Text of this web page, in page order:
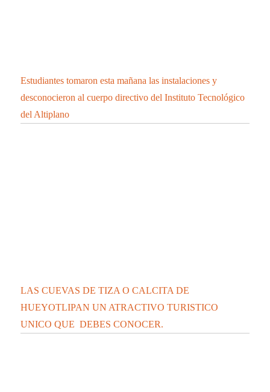
Estudiantes tomaron esta mañana las instalaciones y
desconocieron al cuerpo directivo del Instituto Tecnológico
del Altiplano
LAS CUEVAS DE TIZA O CALCITA DE
HUEYOTLIPAN UN ATRACTIVO TURISTICO
UNICO QUE DEBES CONOCER.